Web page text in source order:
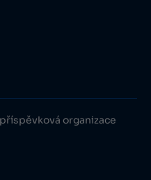
organizace